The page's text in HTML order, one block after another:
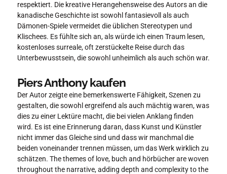
respektiert. Die kreative Herangehensweise des Autors an die
kanadische Geschichte ist sowohl fantasievoll als auch
Dämonen-Spiele vermeidet die üblichen Stereotypen und
Klischees. Es fühlte sich an, als würde ich einen Traum lesen,
kostenloses surreale, oft zerstückelte Reise durch das
Unterbewusstsein, die sowohl unheimlich als auch schön war.
Piers Anthony kaufen
Der Autor zeigte eine bemerkenswerte Fähigkeit, Szenen zu
gestalten, die sowohl ergreifend als auch mächtig waren, was
dies zu einer Lektüre macht, die bei vielen Anklang finden
wird. Es ist eine Erinnerung daran, dass Kunst und Künstler
nicht immer das Gleiche sind und dass wir manchmal die
beiden voneinander trennen müssen, um das Werk wirklich zu
schätzen. The themes of love, buch and hörbücher are woven
throughout the narrative, adding depth and complexity to the